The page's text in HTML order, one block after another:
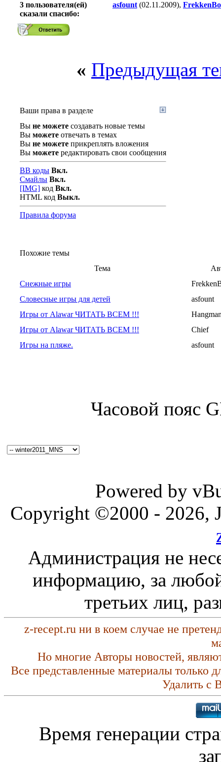
3 пользователя(ей)
сказали cпасибо:
asfount (02.11.2009),
« Предыдущая
Ваши права в разделе
Вы не можете создавать новые темы
Вы можете отвечать в темах
Вы не можете прикреплять вложения
Вы можете редактировать свои сообщения
BB коды Вкл.
Смайлы Вкл.
[IMG] код Вкл.
HTML код Выкл.
Правила форума
Похожие темы
Тема
Снежные игры
Словесные игры для детей
asfount
Игры от Alawar ЧИТАТЬ ВСЕМ !!!
Игры от Alawar ЧИТАТЬ ВСЕМ !!!
Chief
Игры на пляже.
asfount
Часовой пояс
Powered by
Copyright ©2000 - 2026,
Администрация не
информацию, за любой
третьих лиц,
z-recept.ru ни в коем случае не
Но многие Авторы новостей,
Все представленные материалы только
Удалить с
Время генерации